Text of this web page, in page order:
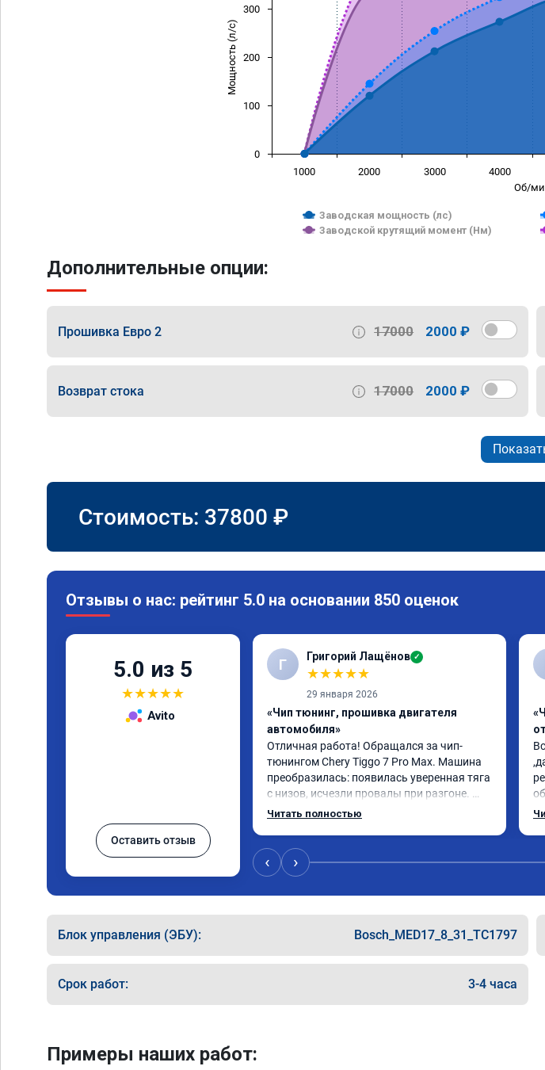
Об/
Мощность (л/с)
Заводская мощность (лс)
Заводской крутящий момент (Нм)
1000 2000 3000 4000
0
100
200
300
Дополнительные опции:
Прошивка Евро 2 17000 2000 ₽
Возврат стока 17000 2000 ₽
Стоимость: 37800 ₽
Отзывы о нас: рейтинг 5.0 на основании 850 оценок
5.0 из 5
★★★★★
Avito
Оставить отзыв
Г Григорий Лащёнов ✓
★★★★★
29 января 2026
«Чип тюнинг, прошивка двигателя
автомобиля»
Отличная работа! Обращался за чип-
тюнингом Chery Tiggo 7 Pro Max. Машина
преобразилась: появилась уверенная тяга
с низов, исчезли провалы при разгоне.
Расход в спокойном режиме даже немного
всем, кто сомневается.
Читать полностью
‹ ›
Блок управления (ЭБУ): Bosch_MED17_8_31_TC1797
Срок работ: 3-4 часа
Примеры наших работ: